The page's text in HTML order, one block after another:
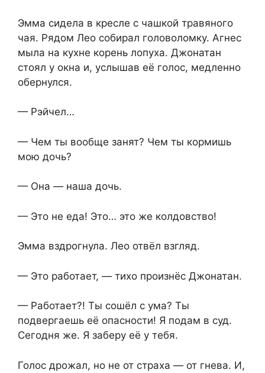
Эмма сидела в кресле с чашкой травяного
чая. Рядом Лео собирал головоломку. Агнес
мыла на кухне корень лопуха. Джонатан
стоял у окна и, услышав её голос, медленно
обернулся.
— Рэйчел…
— Чем ты вообще занят? Чем ты кормишь
мою дочь?
— Она — наша дочь.
— Это не еда! Это… это же колдовство!
Эмма вздрогнула. Лео отвёл взгляд.
— Это работает, — тихо произнёс Джонатан.
— Работает?! Ты сошёл с ума? Ты
подвергаешь её опасности! Я подам в суд.
Сегодня же. Я заберу её у тебя.
Голос дрожал, но не от страха — от гнева. И,